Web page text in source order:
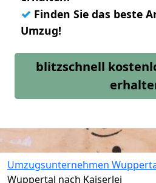
✓ Finden Sie das beste
Umzug!
blitzschnell
Umzugsunternehmen
Wuppertal nach Kaiserlei